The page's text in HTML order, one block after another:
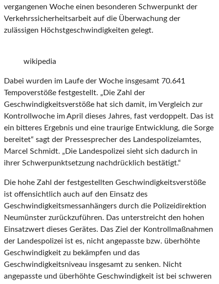
vergangenen Woche einen besonderen Schwerpunkt der
Verkehrssicherheitsarbeit auf die Überwachung der
zulässigen Höchstgeschwindigkeiten gelegt.
wikipedia
Dabei wurden im Laufe der Woche insgesamt 70.641
Tempoverstöße festgestellt. „Die Zahl der
Geschwindigkeitsverstöße hat sich damit, im Vergleich zur
Kontrollwoche im April dieses Jahres, fast verdoppelt. Das ist
ein bitteres Ergebnis und eine traurige Entwicklung, die Sorge
bereitet“ sagt der Pressesprecher des Landespolizeiamtes,
Marcel Schmidt. „Die Landespolizei sieht sich dadurch in
ihrer Schwerpunktsetzung nachdrücklich bestätigt.“
Die hohe Zahl der festgestellten Geschwindigkeitsverstöße
ist offensichtlich auch auf den Einsatz des
Geschwindigkeitsmessanhängers durch die Polizeidirektion
Neumünster zurückzuführen. Das unterstreicht den hohen
Einsatzwert dieses Gerätes. Das Ziel der Kontrollmaßnahmen
der Landespolizei ist es, nicht angepasste bzw. überhöhte
Geschwindigkeit zu bekämpfen und das
Geschwindigkeitsniveau insgesamt zu senken. Nicht
angepasste und überhöhte Geschwindigkeit ist bei schweren